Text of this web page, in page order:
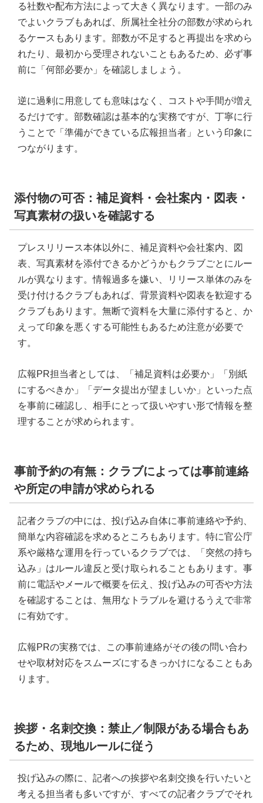
る社数や配布方法によって大きく異なります。一部のみ
でよいクラブもあれば、所属社全社分の部数が求められ
るケースもあります。部数が不足すると再提出を求めら
れたり、最初から受理されないこともあるため、必ず事
前に「何部必要か」を確認しましょう。
逆に過剰に用意しても意味はなく、コストや手間が増え
るだけです。部数確認は基本的な実務ですが、丁寧に行
うことで「準備ができている広報担当者」という印象に
つながります。
添付物の可否：補足資料・会社案内・図表・
写真素材の扱いを確認する
プレスリリース本体以外に、補足資料や会社案内、図
表、写真素材を添付できるかどうかもクラブごとにルー
ルが異なります。情報過多を嫌い、リリース単体のみを
受け付けるクラブもあれば、背景資料や図表を歓迎する
クラブもあります。無断で資料を大量に添付すると、か
えって印象を悪くする可能性もあるため注意が必要で
す。
広報PR担当者としては、「補足資料は必要か」「別紙
にするべきか」「データ提出が望ましいか」といった点
を事前に確認し、相手にとって扱いやすい形で情報を整
理することが求められます。
事前予約の有無：クラブによっては事前連絡
や所定の申請が求められる
記者クラブの中には、投げ込み自体に事前連絡や予約、
簡単な内容確認を求めるところもあります。特に官公庁
系や厳格な運用を行っているクラブでは、「突然の持ち
込み」はルール違反と受け取られることもあります。事
前に電話やメールで概要を伝え、投げ込みの可否や方法
を確認することは、無用なトラブルを避けるうえで非常
に有効です。
広報PRの実務では、この事前連絡がその後の問い合わ
せや取材対応をスムーズにするきっかけになることもあ
ります。
挨拶・名刺交換：禁止／制限がある場合もあ
るため、現地ルールに従う
投げ込みの際に、記者への挨拶や名刺交換を行いたいと
考える担当者も多いですが、すべての記者クラブでそれ